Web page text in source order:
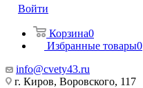
Войти
Корзина0
Избранные товары0
info@cvety43.ru
г. Киров, Воровского, 117